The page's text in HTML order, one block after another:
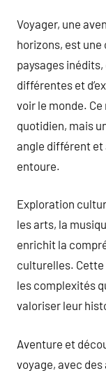
Voyager, une
horizons, est
paysages
différentes et
voir le monde. Ce
quotidien, mais
angle différent et
entoure.
Exploration
les arts, la
enrichit la
culturelles.
les complexités
valoriser leur
Aventure et
voyage, avec